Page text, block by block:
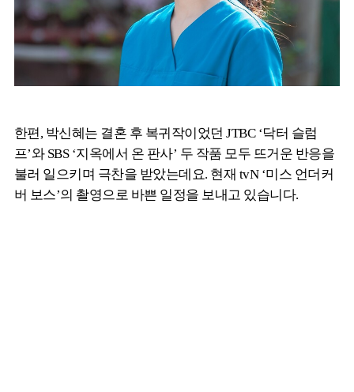
한편, 박신혜는 결혼 후 복귀작이었던 JTBC ‘닥터 슬럼
프’와 SBS ‘지옥에서 온 판사’ 두 작품 모두 뜨거운 반응을
불러 일으키며 극찬을 받았는데요. 현재 tvN ‘미스 언더커
버 보스’의 촬영으로 바쁜 일정을 보내고 있습니다.